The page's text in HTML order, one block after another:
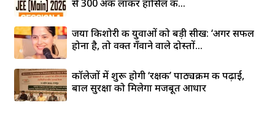
से 300 अंक लाकर हासिल की...
जया किशोरी की युवाओं को बड़ी सीख: ‘अगर सफल
होना है, तो वक्त गँवाने वाले दोस्तों...
कॉलेजों में शुरू होगी ‘रक्षक’ पाठ्यक्रम की पढ़ाई,
बाल सुरक्षा को मिलेगा मजबूत आधार